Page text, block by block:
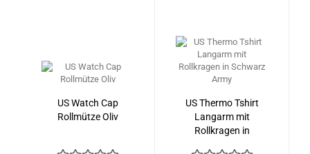
US Watch Cap
Rollmütze Oliv
US Thermo Tshirt
Langarm mit
Rollkragen in